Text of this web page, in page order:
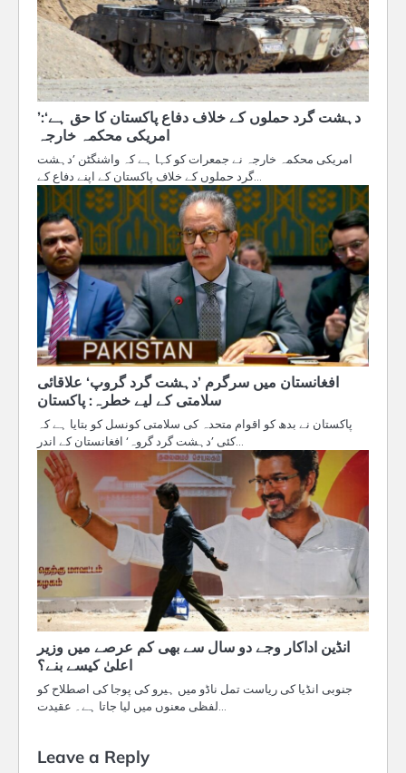
’دہشت گرد حملوں کے خلاف دفاع پاکستان کا حق ہے‘:
امریکی محکمہ خارجہ
امریکی محکمہ خارجہ نے جمعرات کو کہا ہے کہ واشنگٹن ’دہشت
گرد حملوں کے خلاف پاکستان کے اپنے دفاع کے…
افغانستان میں سرگرم ’دہشت گرد گروپ‘ علاقائی
سلامتی کے لیے خطرہ: پاکستان
پاکستان نے بدھ کو اقوام متحدہ کی سلامتی کونسل کو بتایا ہے کہ
کئی ’دہشت گرد گروہ‘ افغانستان کے اندر…
انڈین اداکار وجے دو سال سے بھی کم عرصے میں وزیر
اعلیٰ کیسے بنے؟
جنوبی انڈیا کی ریاست تمل ناڈو میں ہیرو کی پوجا کی اصطلاح کو
لفظی معنوں میں لیا جاتا ہے۔ عقیدت…
Leave a Reply